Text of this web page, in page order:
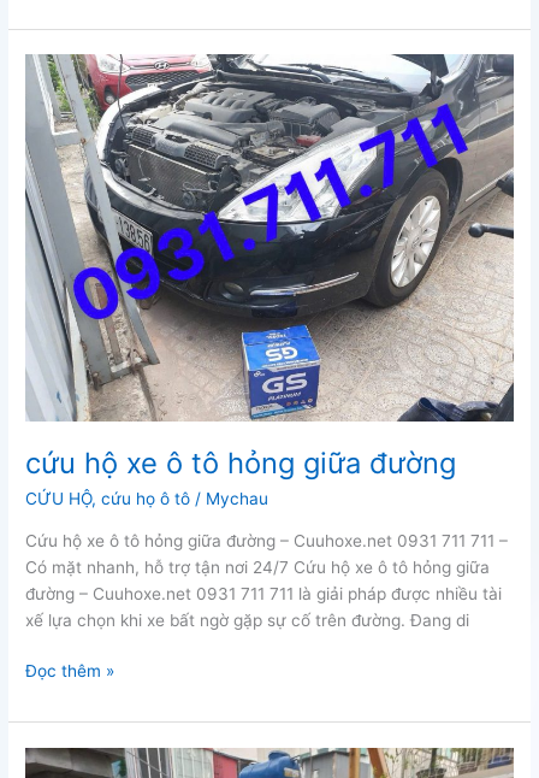
ô
tô
tận
nơi
cứu hộ xe ô tô hỏng giữa đường
CỨU HỘ,cứu họ ô tô / Mychau
Cứu hộ xe ô tô hỏng giữa đường – Cuuhoxe.net 0931 711 711 –
Có mặt nhanh, hỗ trợ tận nơi 24/7 Cứu hộ xe ô tô hỏng giữa
đường – Cuuhoxe.net 0931 711 711 là giải pháp được nhiều tài
xế lựa chọn khi xe bất ngờ gặp sự cố trên đường. Đang di
cứu
xe
ô
Đọc thêm »